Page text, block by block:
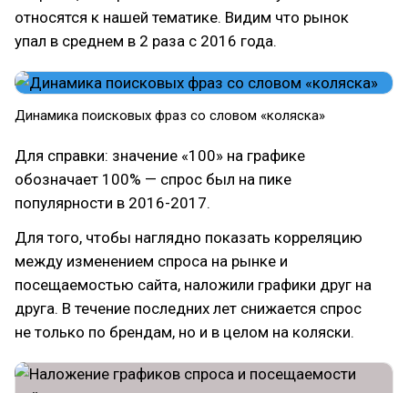
относятся к нашей тематике. Видим что рынок
упал в среднем в 2 раза с 2016 года.
Динамика поисковых фраз со словом «коляска»
Для справки: значение «100» на графике
обозначает 100% — спрос был на пике
популярности в 2016-2017.
Для того, чтобы наглядно показать корреляцию
между изменением спроса на рынке и
посещаемостью сайта, наложили графики друг на
друга. В течение последних лет снижается спрос
не только по брендам, но и в целом на коляски.